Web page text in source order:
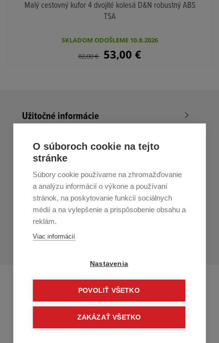
Malý cestovný kufor 4 dvojité kolesá D&N robustný ABS
TSA
SKLADOM ODOŠLEME 10.8.2026
82,00€ 53,00 €
Užitočné informácie
Nákup v All4Men.sk
Zákaznícky servis
Prihláste sa k odberu noviniek
Prihlásiť
osoby staršie ako 16 rokov!
O súboroch cookie na tejto
stránke
Súbory cookie používame na zhromažďovanie
a analýzu informácií o výkone a používaní
stránok, na poskytovanie funkcií sociálnych
médií a na vylepšenie a prispôsobenie obsahu a
reklám.
Viac informácií
Nastavenia
POVOLIŤ VŠETKO
ZAKÁZAŤ VŠETKO